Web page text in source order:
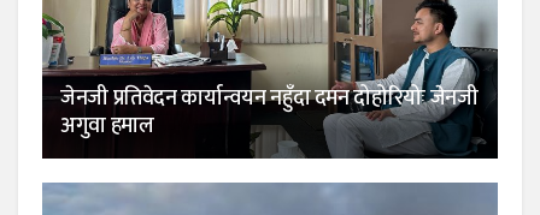
जेनजी प्रतिवेदन कार्यान्वयन नहुँदा दमन दोहोरियोः जेनजी
अगुवा हमाल